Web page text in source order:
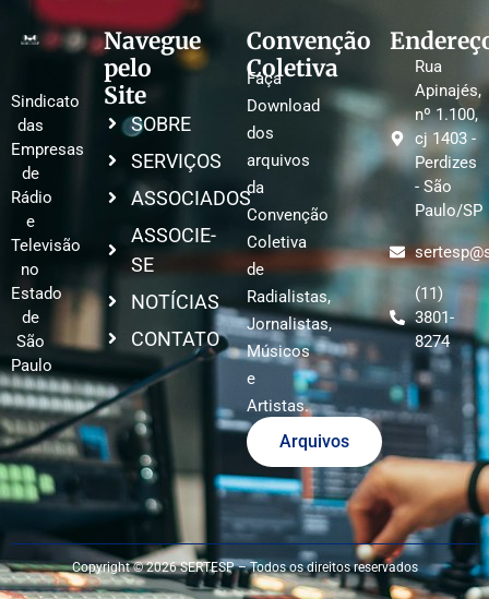
Sindicato
das
Empresas
de
Rádio
e
Televisão
no
Estado
de
São
Paulo
Navegue
pelo
Site
SOBRE
SERVIÇOS
ASSOCIADOS
ASSOCIE-
SE
NOTÍCIAS
CONTATO
Convenção
Coletiva
Faça
Download
dos
arquivos
da
Convenção
Coletiva
de
Radialistas,
Jornalistas,
Músicos
e
Artistas.
Arquivos
Rua
Apinajés,
nº 1.100,
cj 1403 -
Perdizes
- São
Paulo/SP
(11)
3801-
8274
Copyright © 2026 SERTESP – Todos os direitos reservados